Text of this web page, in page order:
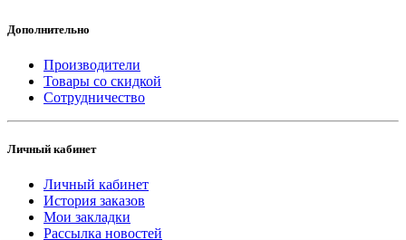
Дополнительно
Производители
Товары со скидкой
Сотрудничество
Личный кабинет
Личный кабинет
История заказов
Мои закладки
Рассылка новостей